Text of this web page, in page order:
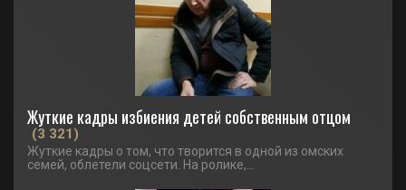
Жуткие кадры избиения детей собственным отцом
(3 321)
Жуткие кадры о том, что творится в одной из омских
семей, облетели соцсети. На ролике,...